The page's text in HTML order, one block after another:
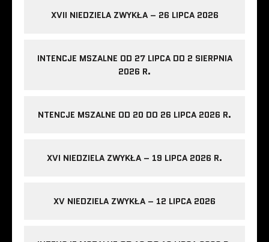
XVII NIEDZIELA ZWYKŁA – 26 LIPCA 2026
INTENCJE MSZALNE OD 27 LIPCA DO 2 SIERPNIA
2026 R.
NTENCJE MSZALNE OD 20 DO 26 LIPCA 2026 R.
XVI NIEDZIELA ZWYKŁA – 19 LIPCA 2026 R.
XV NIEDZIELA ZWYKŁA – 12 LIPCA 2026